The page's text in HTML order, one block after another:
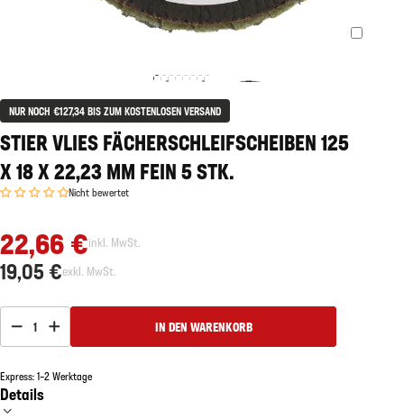
NUR NOCH €127,34 BIS ZUM KOSTENLOSEN VERSAND
STIER VLIES FÄCHERSCHLEIFSCHEIBEN 125
X 18 X 22,23 MM FEIN 5 STK.
Nicht bewertet
22,66 €inkl. MwSt.
19,05 €exkl. MwSt.
1 IN DEN WARENKORB
Express: 1–2 Werktage
Details